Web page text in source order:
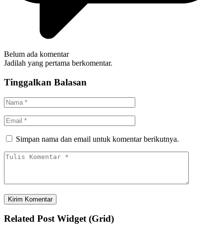
Belum ada komentar
Jadilah yang pertama berkomentar.
Tinggalkan Balasan
Simpan nama dan email untuk komentar berikutnya.
Related Post Widget (Grid)